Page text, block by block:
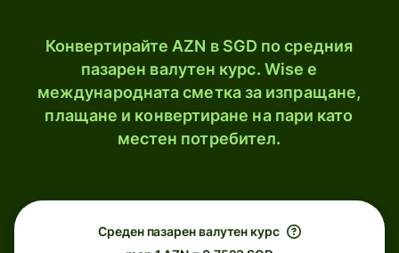
Конвертирайте AZN в SGD по средния
пазарен валутен курс. Wise е
международната сметка за изпращане,
плащане и конвертиране на пари като
местен потребител.
Среден пазарен валутен курс